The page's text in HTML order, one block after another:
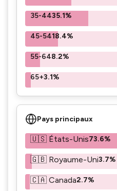
35-4435.1%
45-5418.4%
55-648.2%
65+3.1%
Pays principaux
🇺🇸 États-Unis73.6%
🇬🇧 Royaume-Uni3.7%
🇨🇦 Canada2.7%